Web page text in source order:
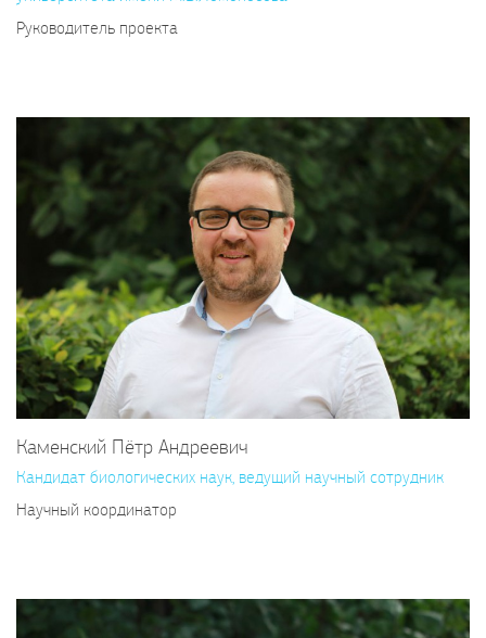
Руководитель проекта
Каменский Пётр Андреевич
Кандидат биологических наук, ведущий научный сотрудник
Научный координатор